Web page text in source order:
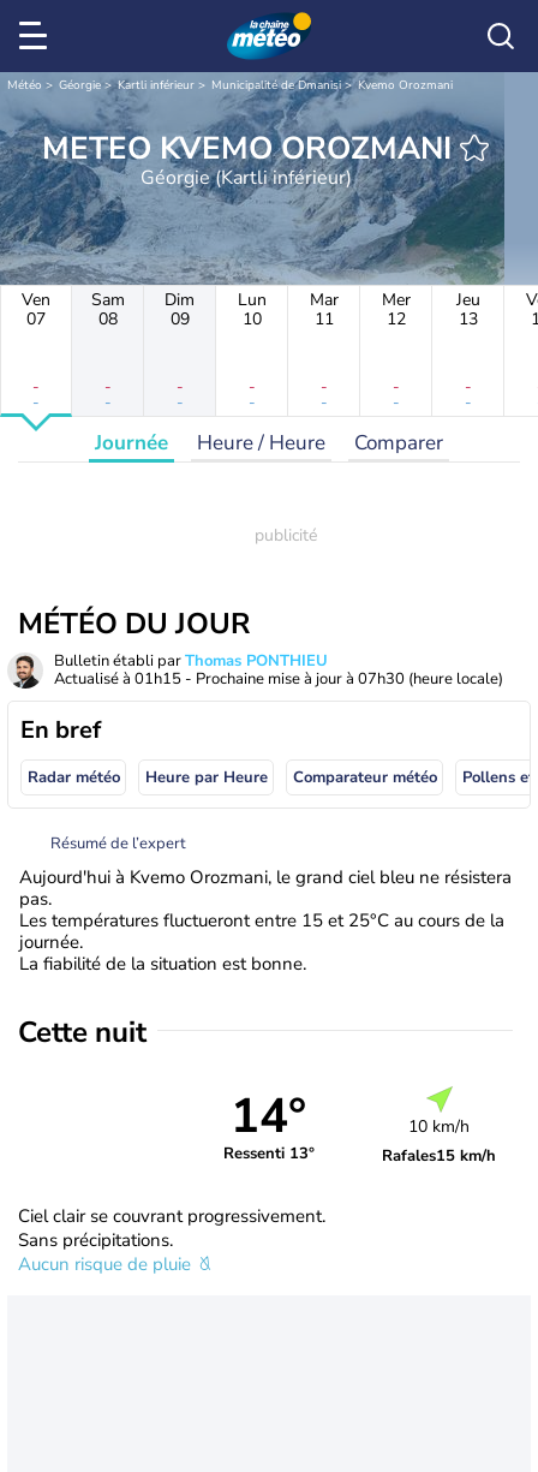
Météo Géorgie Kartli inférieur Municipalité de Dmanisi Kvemo Orozmani
METEO KVEMO OROZMANI
Géorgie (Kartli inférieur)
Ven
07
-
-
Sam
08
-
-
Dim
09
-
-
Lun
10
-
-
Mar
11
-
-
Mer
12
-
-
Jeu
13
-
-
Journée Heure / Heure Comparer
MÉTÉO DU JOUR
Bulletin établi parThomas PONTHIEU
Actualisé à 01h15 - Prochaine mise à jour à 07h30 (heure locale)
En bref
Radar météo Heure par Heure Comparateur météo Pollens
Résumé de l’expert
Aujourd'hui à Kvemo Orozmani, le grand ciel bleu ne résistera
pas.
Les températures fluctueront entre 15 et 25°C au cours de la
journée.
La fiabilité de la situation est bonne.
Cette nuit
14°
Ressenti 13°
10 km/h
Rafales15 km/h
Ciel clair se couvrant progressivement.
Sans précipitations.
Aucun risque de pluie